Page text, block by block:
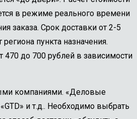
в режиме реального времени
заказа. Срок доставки от 2-5
пункта назначения.
470 до 700 рублей в зависимости
компаниями. «Деловые
и т.д.. Необходимо выбрать